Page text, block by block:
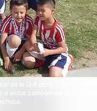
a estos campeones al lado de